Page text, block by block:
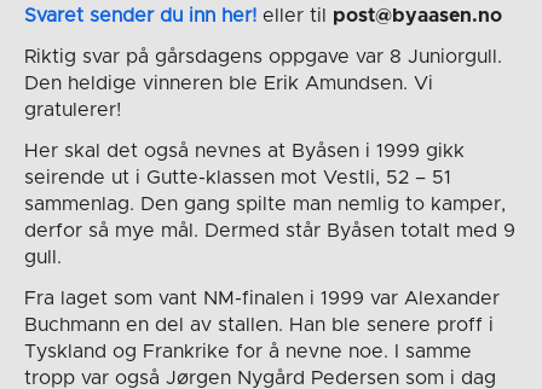
Svaret sender du inn her!eller til post@byaasen.no
Riktig svar på gårsdagens oppgave var 8 Juniorgull.
Den heldige vinneren ble Erik Amundsen. Vi
gratulerer!
Her skal det også nevnes at Byåsen i 1999 gikk
seirende ut i Gutte-klassen mot Vestli, 52 – 51
sammenlag. Den gang spilte man nemlig to kamper,
derfor så mye mål. Dermed står Byåsen totalt med 9
gull.
Fra laget som vant NM-finalen i 1999 var Alexander
Buchmann en del av stallen. Han ble senere proff i
Tyskland og Frankrike for å nevne noe. I samme
tropp var også Jørgen Nygård Pedersen som i dag